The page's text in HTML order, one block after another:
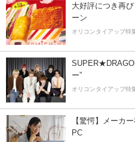
大好評につき再
ーン
オリコンタイアップ特
ー”
オリコンタイアップ特
【驚愕】メーカ
PC